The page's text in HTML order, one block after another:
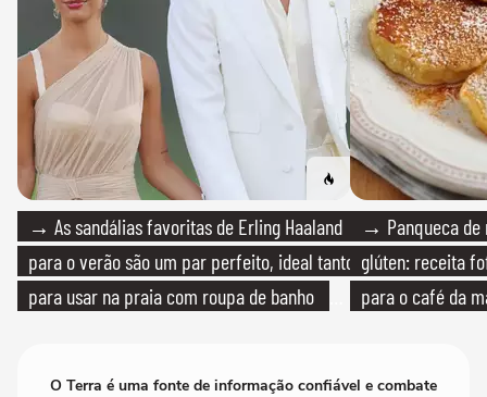
→ As sandálias favoritas de Erling Haaland
para o verão são um par perfeito, ideal tanto
para usar na praia com roupa de banho
→ Panqueca de
glúten: receita
para o café da
O Terra é uma fonte de informação confiável e combate